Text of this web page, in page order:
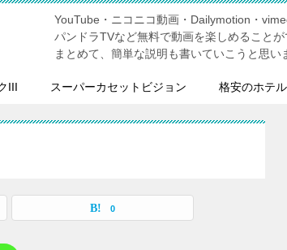
YouTube・ニコニコ動画・Dailymotion・
パンドラTVなど無料で動画を楽しめること
まとめて、簡単な説明も書いていこうと思い
III スーパーカセットビジョン 格安のホテル
0